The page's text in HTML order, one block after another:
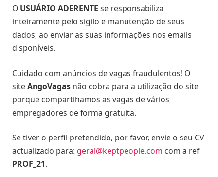
O USUÁRIO ADERENTE se responsabiliza
inteiramente pelo sigilo e manutenção de seus
dados, ao enviar as suas informações nos emails
disponíveis.
Cuidado com anúncios de vagas fraudulentos! O
siteAngoVagas não cobra para a utilização do site
porque compartihamos as vagas de vários
empregadores de forma gratuita.
Se tiver o perfil pretendido, por favor, envie o seu CV
actualizado para: geral@keptpeople.com com a ref.
PROF_21.